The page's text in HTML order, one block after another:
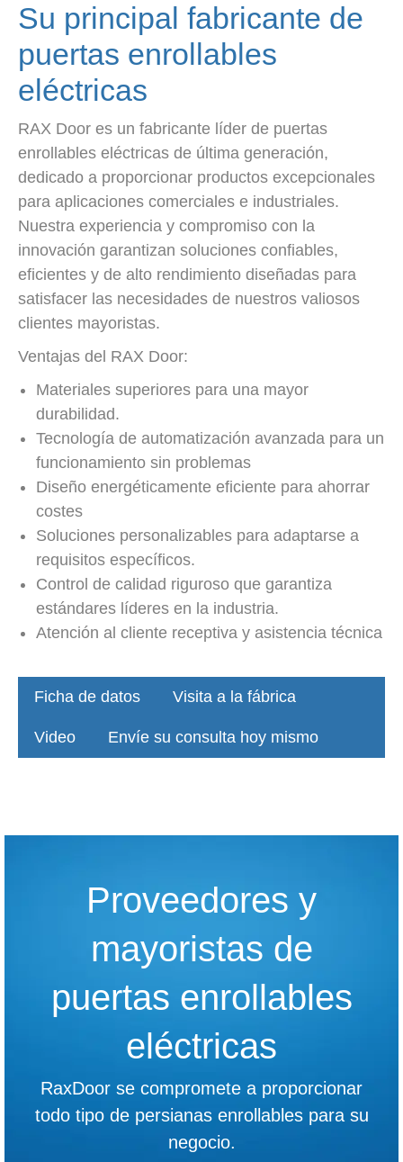
Su principal fabricante de
puertas enrollables
eléctricas
RAX Door es un fabricante líder de puertas
enrollables eléctricas de última generación,
dedicado a proporcionar productos excepcionales
para aplicaciones comerciales e industriales.
Nuestra experiencia y compromiso con la
innovación garantizan soluciones confiables,
eficientes y de alto rendimiento diseñadas para
satisfacer las necesidades de nuestros valiosos
clientes mayoristas.
Ventajas del RAX Door:
Materiales superiores para una mayor
durabilidad.
Tecnología de automatización avanzada para un
funcionamiento sin problemas
Diseño energéticamente eficiente para ahorrar
costes
Soluciones personalizables para adaptarse a
requisitos específicos.
Control de calidad riguroso que garantiza
estándares líderes en la industria.
Atención al cliente receptiva y asistencia técnica
Ficha de datos Visita a la fábrica
Video Envíe su consulta hoy mismo
Proveedores y
mayoristas de
puertas enrollables
eléctricas
RaxDoor se compromete a proporcionar
todo tipo de persianas enrollables para su
negocio.